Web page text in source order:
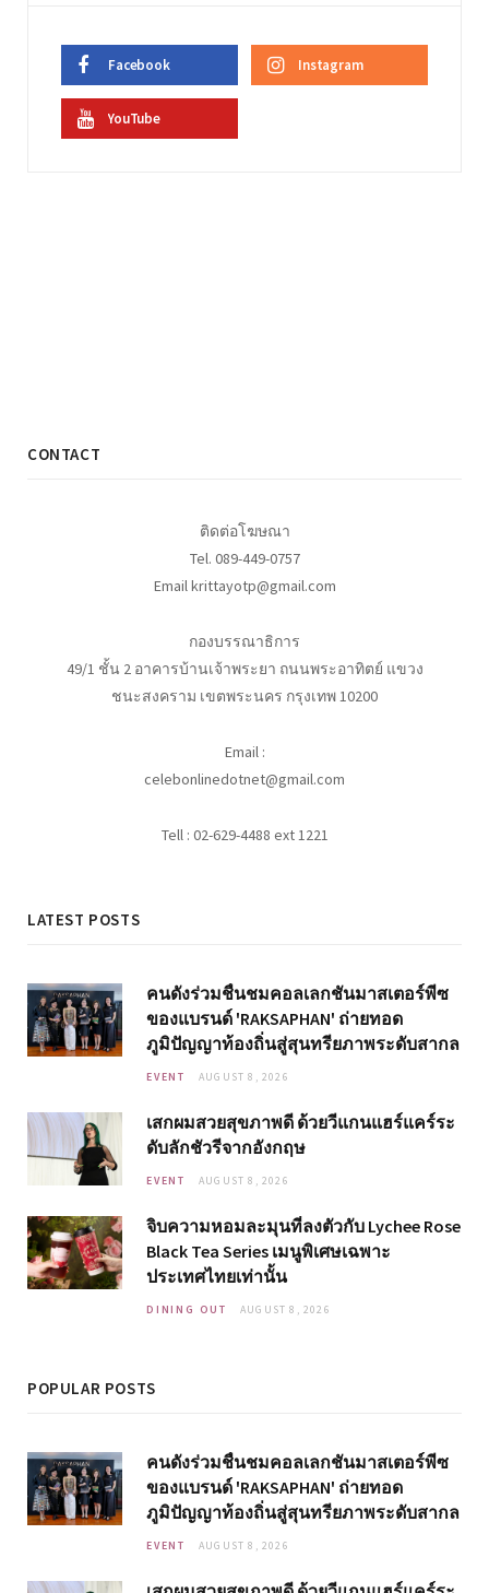
Facebook Instagram
YouTube
CONTACT
ติดต่อโฆษณา
Tel. 089-449-0757
Email krittayotp@gmail.com
กองบรรณาธิการ
49/1 ชั้น 2 อาคารบ้านเจ้าพระยา ถนนพระอาทิตย์ แขวง
ชนะสงคราม เขตพระนคร กรุงเทพ 10200
Email :
celebonlinedotnet@gmail.com
Tell : 02-629-4488 ext 1221
LATEST POSTS
คนดังร่วมชื่นชมคอลเลกชันมาสเตอร์พีซ
ของแบรนด์ 'RAKSAPHAN' ถ่ายทอด
ภูมิปัญญาท้องถิ่นสู่สุนทรียภาพระดับสากล
EVENT AUGUST 8, 2026
เสกผมสวยสุขภาพดี ด้วยวีแกนแฮร์แคร์ระ
ดับลักชัวรีจากอังกฤษ
EVENT AUGUST 8, 2026
จิบความหอมละมุนที่ลงตัวกับ Lychee Rose
Black Tea Series เมนูพิเศษเฉพาะ
ประเทศไทยเท่านั้น
DINING OUT AUGUST 8, 2026
POPULAR POSTS
คนดังร่วมชื่นชมคอลเลกชันมาสเตอร์พีซ
ของแบรนด์ 'RAKSAPHAN' ถ่ายทอด
ภูมิปัญญาท้องถิ่นสู่สุนทรียภาพระดับสากล
EVENT AUGUST 8, 2026